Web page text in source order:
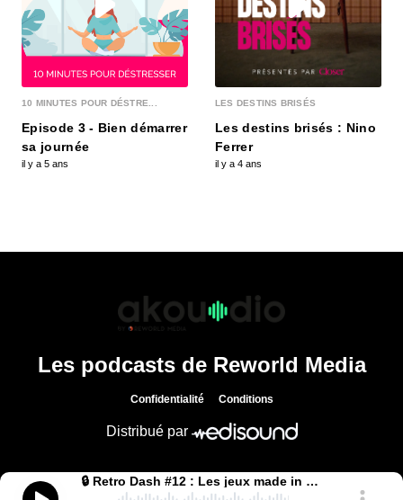
🔒 Retro Dash #3 : la grande année 1998
00:20:37 - IL Y A 7 ANS
Après avoir parlé des Bitmap Brothers et fêté avec
leur coeur les trente ans de la Mega Drive, no...
🔒 Retro Dash #2 : on fête les 30 ans de
Bienvenue dans Rétro Dash, la nouvelle émission
de Gamekult dédiée, comme son nom l'indique
10 MINUTES POUR DÉSTRE...
Episode 3 - Bien démarrer
sa journée
il y a 5 ans
LES DESTINS BRISÉS
Les destins brisés : Nino
Ferrer
il y a 4 ans
Les podcasts de Reworld Media
Confidentialité Conditions
Distribué par
🔒 Retro Dash #12 : Les jeux made in Ocean